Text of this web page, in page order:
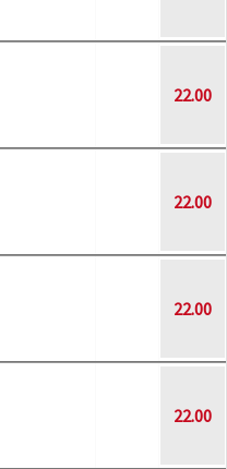
22.00
22.00
22.00
22.00